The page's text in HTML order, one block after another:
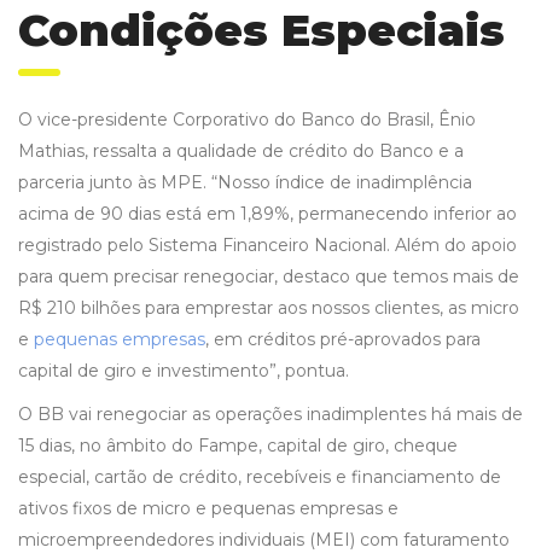
Condições Especiais
O vice-presidente Corporativo do Banco do Brasil, Ênio
Mathias, ressalta a qualidade de crédito do Banco e a
parceria junto às MPE. “Nosso índice de inadimplência
acima de 90 dias está em 1,89%, permanecendo inferior ao
registrado pelo Sistema Financeiro Nacional. Além do apoio
para quem precisar renegociar, destaco que temos mais de
R$ 210 bilhões para emprestar aos nossos clientes, as micro
e pequenas empresas, em créditos pré-aprovados para
capital de giro e investimento”, pontua.
O BB vai renegociar as operações inadimplentes há mais de
15 dias, no âmbito do Fampe, capital de giro, cheque
especial, cartão de crédito, recebíveis e financiamento de
ativos fixos de micro e pequenas empresas e
microempreendedores individuais (MEI) com faturamento